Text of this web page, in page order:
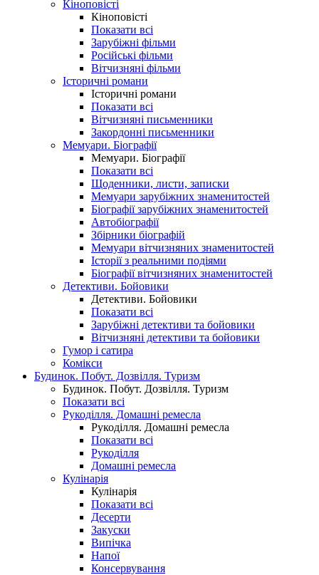
Кіноповісті
Кіноповісті
Показати всі
Зарубіжні фільми
Російські фільми
Вітчизняні фільми
Історичні романи
Історичні романи
Показати всі
Вітчизняні письменники
Закордонні письменники
Мемуари. Біографії
Мемуари. Біографії
Показати всі
Щоденники, листи, записки
Мемуари зарубіжних знаменитостей
Біографії зарубіжних знаменитостей
Автобіографії
Збірники біографій
Мемуари вітчизняних знаменитостей
Історії з реальними подіями
Біографії вітчизняних знаменитостей
Детективи. Бойовики
Детективи. Бойовики
Показати всі
Зарубіжні детективи та бойовики
Вітчизняні детективи та бойовики
Гумор і сатира
Комікси
Будинок. Побут. Дозвілля. Туризм
Будинок. Побут. Дозвілля. Туризм
Показати всі
Рукоділля. Домашні ремесла
Рукоділля. Домашні ремесла
Показати всі
Рукоділля
Домашні ремесла
Кулінарія
Кулінарія
Показати всі
Десерти
Закуски
Випічка
Напої
Консервування